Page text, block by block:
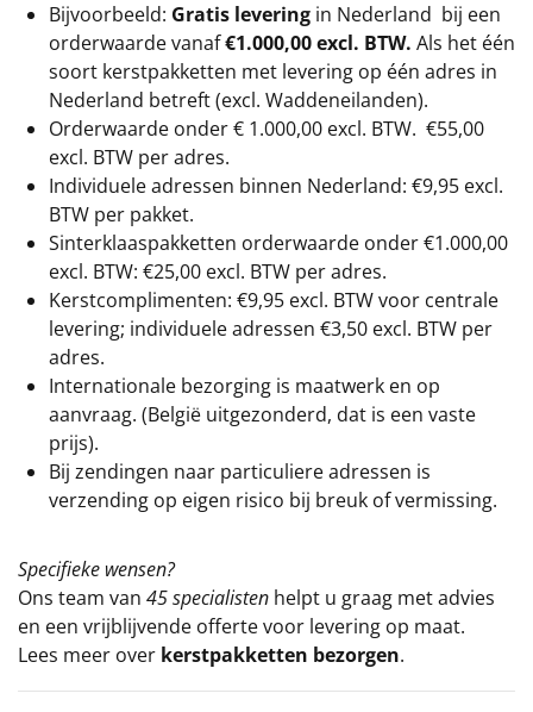
Bijvoorbeeld: Gratis levering in Nederland bij een
orderwaarde vanaf€1.000,00 excl. BTW. Als het één
soort kerstpakketten met levering op één adres in
Nederland betreft (excl. Waddeneilanden).
Orderwaarde onder € 1.000,00 excl. BTW. €55,00
excl. BTW per adres.
Individuele adressen binnen Nederland: €9,95 excl.
BTW per pakket.
Sinterklaaspakketten orderwaarde onder €1.000,00
excl. BTW: €25,00 excl. BTW per adres.
Kerstcomplimenten: €9,95 excl. BTW voor centrale
levering; individuele adressen €3,50 excl. BTW per
adres.
Internationale bezorging is maatwerk en op
aanvraag. (België uitgezonderd, dat is een vaste
prijs).
Bij zendingen naar particuliere adressen is
verzending op eigen risico bij breuk of vermissing.
Specifieke wensen?
Ons team van 45 specialisten helpt u graag met advies
en een vrijblijvende offerte voor levering op maat.
Lees meer over kerstpakketten bezorgen.